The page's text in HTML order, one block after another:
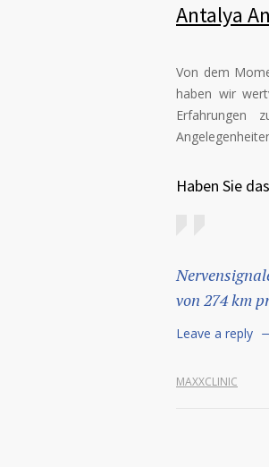
Antalya
Von dem
haben wir
Erfahrungen
Haben Sie
von 274 km
Leave a reply
MAXXCLINIC